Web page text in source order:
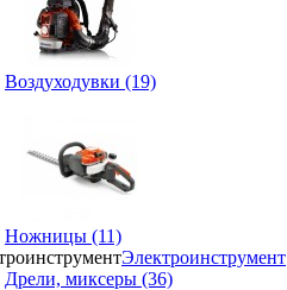
Воздуходувки (19)
Ножницы (11)
Электроинструмент
Дрели, миксеры (36)